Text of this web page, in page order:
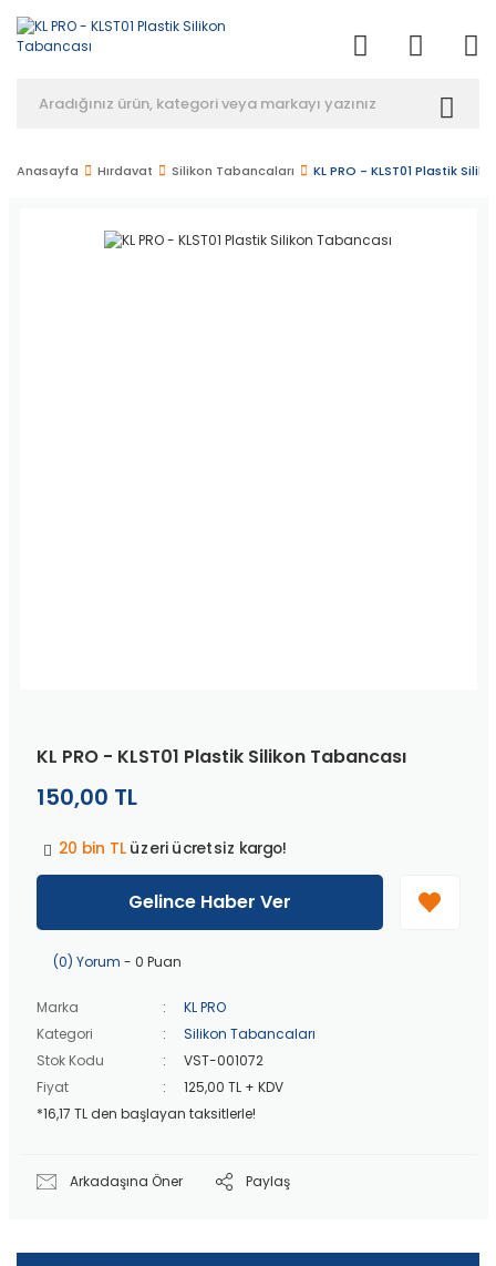
Anasayfa Hırdavat Silikon Tabancaları KL PRO - KLST01 Plastik
KL PRO - KLST01 Plastik Silikon Tabancası
150,00 TL
20 bin TLüzeri ücretsiz kargo!
40 bin TLüzeri özel teklif!
Peşin fiyatına3 taksit!
Peşin fiyatına3 taksit
40 bin TL üzeri özel teklif!
Gelince Haber Ver
(0) Yorum - 0 Puan
Marka
KL PRO
Kategori
Silikon Tabancaları
Stok Kodu
VST-001072
Fiyat
125,00 TL + KDV
*16,17 TL den başlayan taksitlerle!
Arkadaşına Öner Paylaş